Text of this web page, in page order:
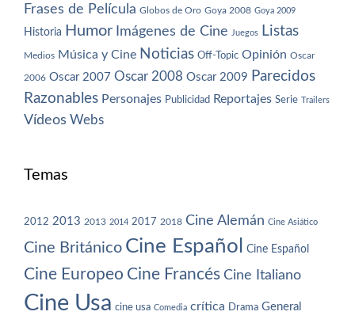
Frases de Película Globos de Oro Goya 2008 Goya 2009
Historia Humor Imágenes de Cine Juegos Listas
Medios Música y Cine Noticias Off-Topic Opinión Oscar
2006 Oscar 2007 Oscar 2008 Oscar 2009 Parecidos
Razonables Personajes Publicidad Reportajes Serie Trailers
Vídeos Webs
Temas
2012 2013 2013 2014 2017 2018 Cine Alemán Cine Asiático
Cine Británico Cine Español Cine Español
Cine Europeo Cine Francés Cine Italiano
Cine Usa cine usa Comedia crítica Drama General